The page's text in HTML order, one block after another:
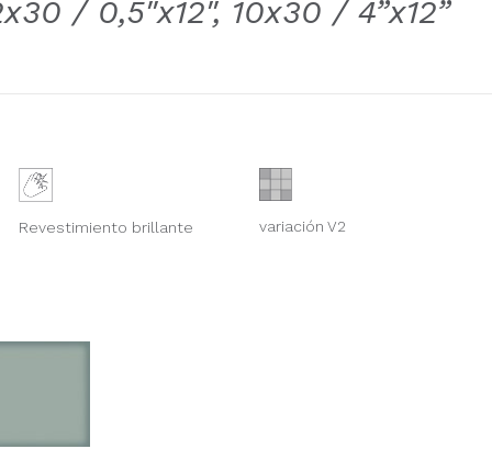
/ 0,5"x12", 10x30 / 4”x12”
Revestimiento brillante variación V2